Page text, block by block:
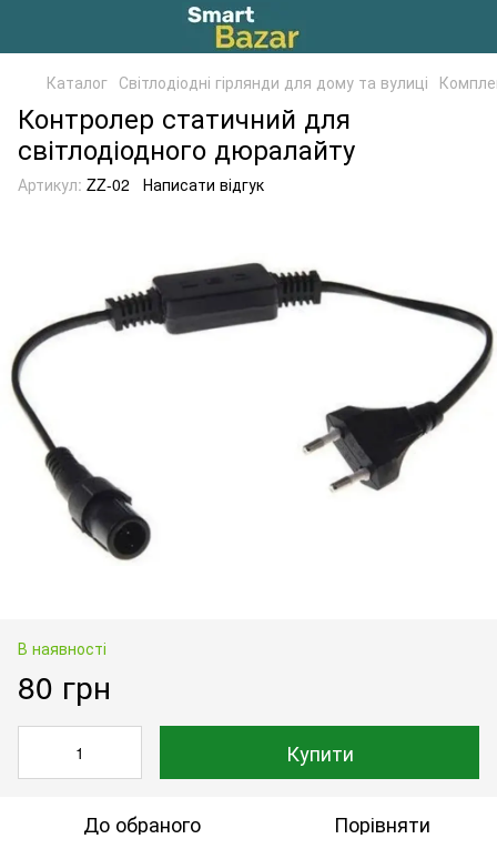
Каталог Світлодіодні гірлянди для дому та вулиці
Контролер статичний для
світлодіодного дюралайту
Артикул: ZZ-02 Написати відгук
В наявності
80 грн
Купити
До обраного Порівняти